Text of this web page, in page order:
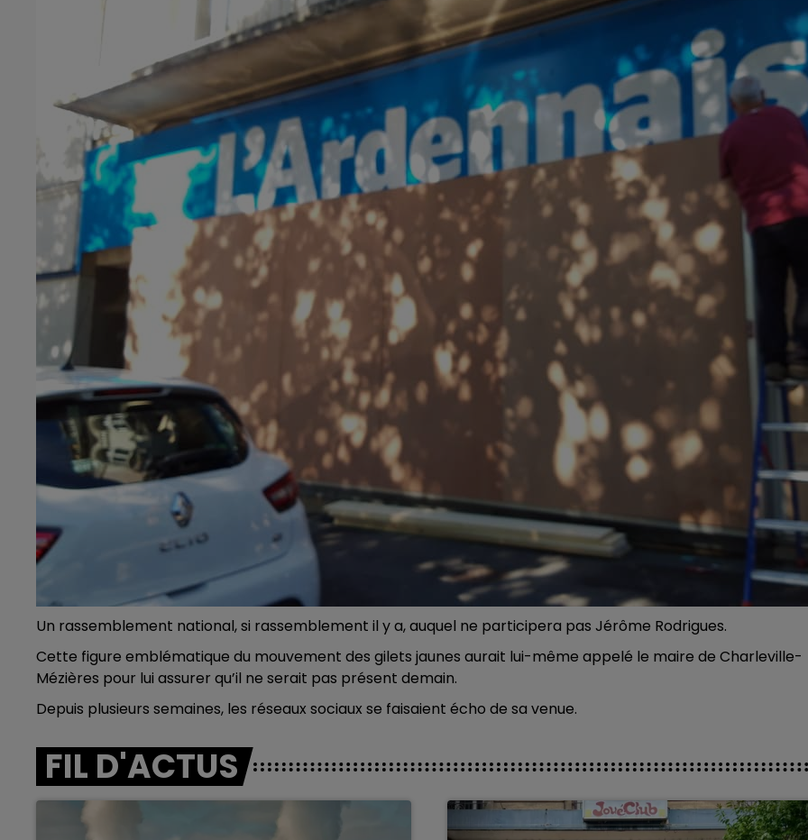
Un rassemblement national, si rassemblement il y a, auquel ne participera pas Jérôme Rodrigues.
Cette figure emblématique du mouvement des gilets jaunes aurait lui-même appelé le maire de Charleville-
Mézières pour lui assurer qu’il ne serait pas présent demain.
Depuis plusieurs semaines, les réseaux sociaux se faisaient écho de sa venue.
FIL D'ACTUS